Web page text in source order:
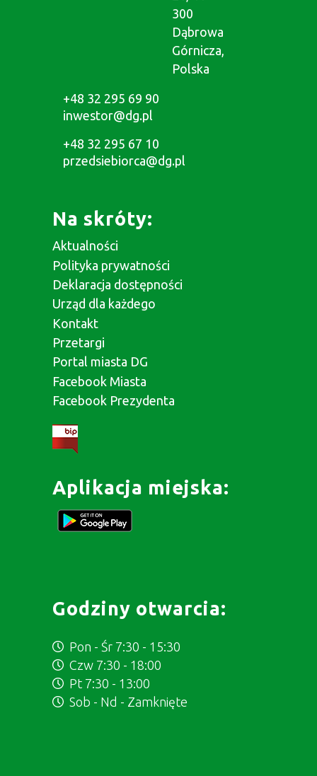
300
Dąbrowa
Górnicza,
Polska
+48 32 295 69 90
inwestor@dg.pl
+48 32 295 67 10
przedsiebiorca@dg.pl
Na skróty:
Aktualności
Polityka prywatności
Deklaracja dostępności
Urząd dla każdego
Kontakt
Przetargi
Portal miasta DG
Facebook Miasta
Facebook Prezydenta
Aplikacja miejska:
Godziny otwarcia:
Pon - Śr 7:30 - 15:30
Czw 7:30 - 18:00
Pt 7:30 - 13:00
Sob - Nd - Zamknięte